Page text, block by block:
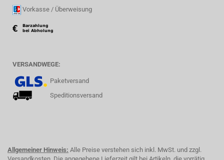
Vorkasse / Überweisung
VERSANDWEGE:
Paketversand
Speditionsversand
Allgemeiner Hinweis: Alle Preise verstehen sich inkl. MwSt. und zzgl.